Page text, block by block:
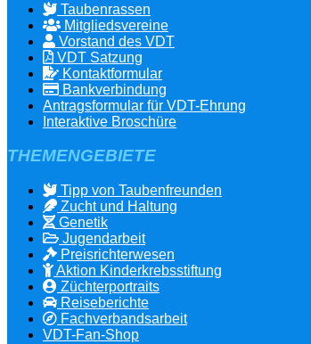
Taubenrassen
Mitgliedsvereine
Vorstand des VDT
VDT Satzung
Kontaktformular
Bankverbindung
Antragsformular für VDT-Ehrung
Interaktive Broschüre
THEMENGEBIETE
Tipp von Taubenfreunden
Zucht und Haltung
Genetik
Jugendarbeit
Preisrichterwesen
Aktion Kinderkrebsstiftung
Züchterportraits
Reiseberichte
Fachverbandsarbeit
VDT-Fan-Shop